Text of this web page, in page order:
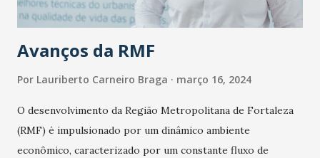
Ceará desde 1990. O recurso destina-se à modernização do
Museu, incluindo a atualiza...
Avanços da RMF
Por Lauriberto Carneiro Braga março 16, 2024
O desenvolvimento da Região Metropolitana de Fortaleza
(RMF) é impulsionado por um dinâmico ambiente
econômico, caracterizado por um constante fluxo de